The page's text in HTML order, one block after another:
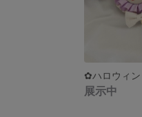
展示中